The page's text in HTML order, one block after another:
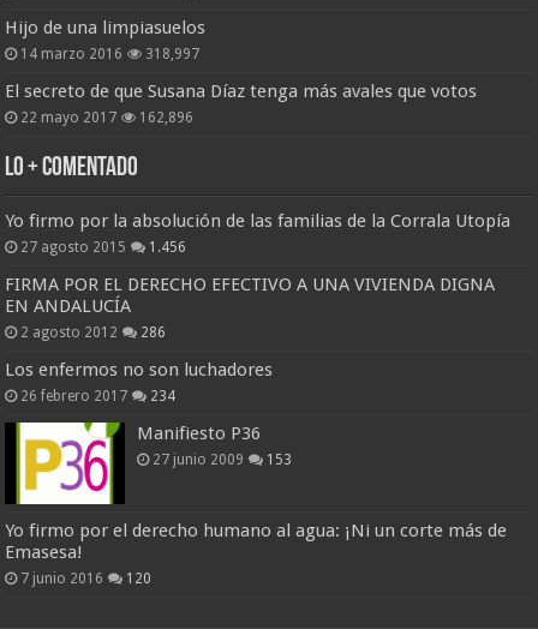
Hijo de una limpiasuelos
14 marzo 2016 318,997
El secreto de que Susana Díaz tenga más avales que votos
22 mayo 2017 162,896
Lo + Comentado
Yo firmo por la absolución de las familias de la Corrala Utopía
27 agosto 2015 1.456
FIRMA POR EL DERECHO EFECTIVO A UNA VIVIENDA DIGNA
EN ANDALUCÍA
2 agosto 2012 286
Los enfermos no son luchadores
26 febrero 2017 234
Manifiesto P36
27 junio 2009 153
Yo firmo por el derecho humano al agua: ¡Ni un corte más de
Emasesa!
7 junio 2016 120